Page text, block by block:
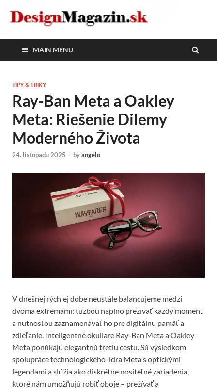
DesignMagazin.sk
Magazín o modernom bývaní
MAIN MENU
TIPY & TRIKY
Ray-Ban Meta a Oakley
Meta: Riešenie Dilemy
Moderného Života
24. listopadu 2025 - byangelo
V dnešnej rýchlej dobe neustále balancujeme medzi
dvoma extrémami: túžbou naplno prežívať každý moment
a nutnosťou zaznamenávať ho pre digitálnu pamäť a
zdieľanie. Inteligentné okuliare Ray-Ban Meta a Oakley
Meta ponúkajú elegantnú tretiu cestu. Sú výsledkom
spolupráce technologického lídra Meta s optickými
legendami a slúžia ako diskrétne nositeľné zariadenia,
ktoré nám umožňujú robiť oboje – prežívať a